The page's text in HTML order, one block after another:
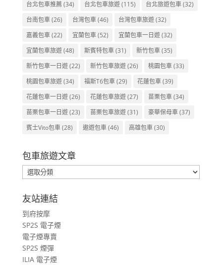
台北包車推薦(34) 台北包車旅遊(115) 台北旅遊包車(32)
台南包車(26) 台灣包車(46) 台灣包車旅遊(32)
嘉義包車(22) 宜蘭包車(52) 宜蘭包車一日遊(32)
宜蘭包車旅遊(48) 斯賓特包車(31) 新竹包車(35)
新竹包車一日遊(22) 新竹包車旅遊(26) 桃園包車(33)
桃園包車旅遊(34) 福斯T6包車(29) 花蓮包車(39)
花蓮包車一日遊(26) 花蓮包車旅遊(27) 苗栗包車(34)
苗栗包車一日遊(23) 苗栗包車旅遊(31) 豪華保母車(37)
賓士Vito包車(28) 遨遊包車(46) 高雄包車(30)
包車旅遊文章
包
車
旅
遊
文
章
友站連結
到府按摩
SP2S 電子煙
電子煙專賣
SP2S 煙彈
ILIA 電子煙